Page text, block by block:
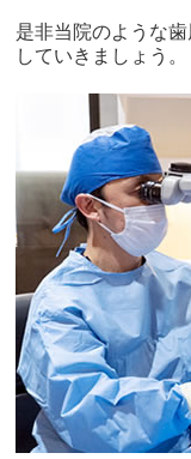
是非当院のような
していきましょう